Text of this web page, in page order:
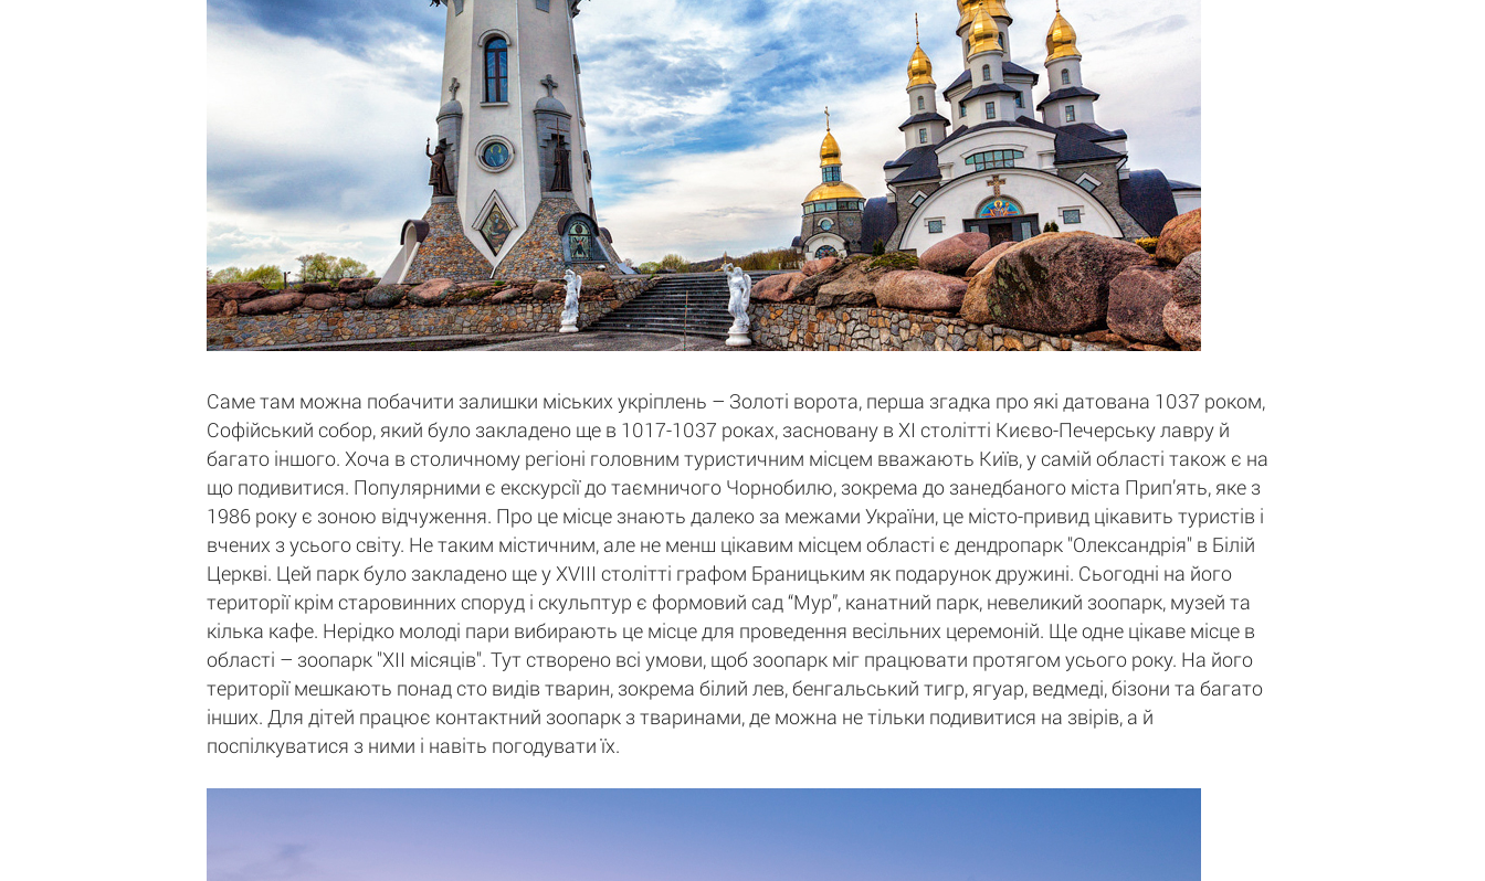
Саме там можна побачити залишки міських укріплень – Золоті ворота, перша згадка про які датована 1037 роком,
Софійський собор, який було закладено ще в 1017-1037 роках, засновану в XI столітті Києво-Печерську лавру й
багато іншого. Хоча в столичному регіоні головним туристичним місцем вважають Київ, у самій області також є на
що подивитися. Популярними є екскурсії до таємничого Чорнобилю, зокрема до занедбаного міста Прип’ять, яке з
1986 року є зоною відчуження. Про це місце знають далеко за межами України, це місто-привид цікавить туристів і
вчених з усього світу. Не таким містичним, але не менш цікавим місцем області є дендропарк "Олександрія" в Білій
Церкві. Цей парк було закладено ще у XVIII столітті графом Браницьким як подарунок дружині. Сьогодні на його
території крім старовинних споруд і скульптур є формовий сад “Мур”, канатний парк, невеликий зоопарк, музей та
кілька кафе. Нерідко молоді пари вибирають це місце для проведення весільних церемоній. Ще одне цікаве місце в
області – зоопарк "ХII місяців". Тут створено всі умови, щоб зоопарк міг працювати протягом усього року. На його
території мешкають понад сто видів тварин, зокрема білий лев, бенгальський тигр, ягуар, ведмеді, бізони та багато
інших. Для дітей працює контактний зоопарк з тваринами, де можна не тільки подивитися на звірів, а й
поспілкуватися з ними і навіть погодувати їх.